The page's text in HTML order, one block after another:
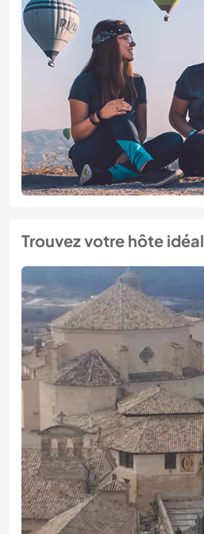
Trouvez votre hôte idéal